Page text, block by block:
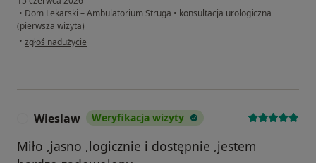
• Dom Lekarski – Ambulatorium Struga • konsultacja urologiczna
(pierwsza wizyta)
• w opinii użytkownika Tomasz
zgłoś nadużycie
Wieslaw Weryfikacja wizyty
Miło ,jasno ,logicznie i dostępnie ,jestem